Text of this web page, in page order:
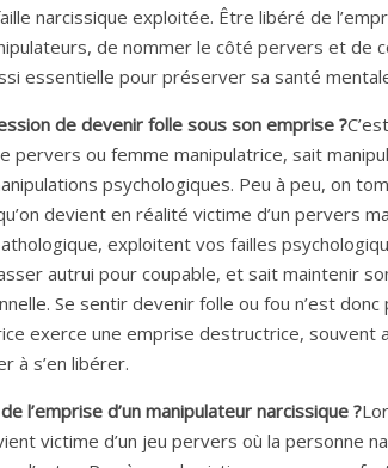
narcissique exploitée. Être libéré de
de nommer le côté pervers et de
essentielle pour préserver sa santé
de devenir folle sous son emprise ?
pervers ou femme manipulatrice, sait
psychologiques. Peu à peu, on
devient en réalité victime d’un pervers
exploitent vos failles
autrui pour coupable, et sait maintenir
Se sentir devenir folle ou fou n’est
exerce une emprise destructrice, souvent
à s’en libérer.
l’emprise d’un manipulateur narcissique ?
victime d’un jeu pervers où la personne